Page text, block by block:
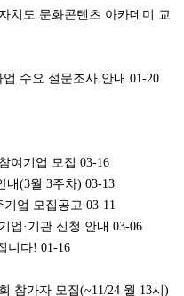
치도 문화콘텐츠 아카데미 교
수요 설문조사 안내 01-20
여기업 모집 03-16
내(3월 3주차) 03-13
기업 모집공고 03-11
업·기관 신청 안내 03-06
니다! 01-16
참가자 모집(~11/24 월 13시)